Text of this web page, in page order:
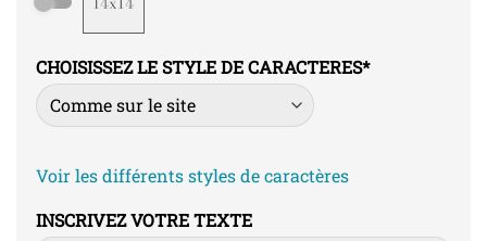
CHOISISSEZ LE STYLE DE CARACTERES*
Voir les différents styles de caractères
INSCRIVEZ VOTRE TEXTE